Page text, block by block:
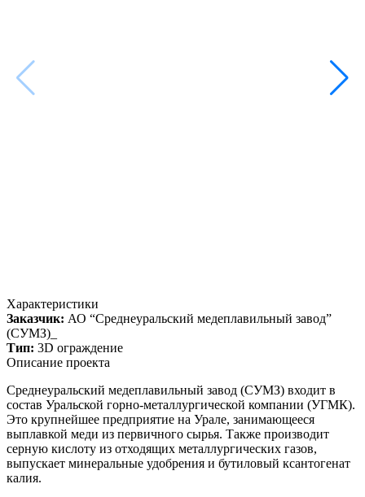
Характеристики
Заказчик: АО “Среднеуральский медеплавильный завод”
(СУМЗ)_
Тип: 3D ограждение
Описание проекта
Среднеуральский медеплавильный завод (СУМЗ) входит в
состав Уральской горно-металлургической компании (УГМК).
Это крупнейшее предприятие на Урале, занимающееся
выплавкой меди из первичного сырья. Также производит
серную кислоту из отходящих металлургических газов,
выпускает минеральные удобрения и бутиловый ксантогенат
калия.